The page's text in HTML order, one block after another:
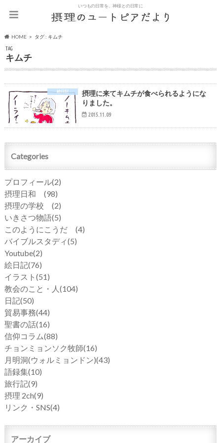
いつもの日常を、神様との日常に
HOME タグ : キムチ
TAG
キムチ
絵日記
摂理に来てキムチが食べられるようにな
りました。
2015.11.09
Categories
プロフィール(2)
摂理日和 (98)
摂理の学校 (2)
いきさつ物語(5)
このようにこうだ (4)
バイブルスタディ(5)
Youtube(2)
絵日記(76)
イラスト (51)
教会のこと・人 (104)
日記(50)
貿易事務(44)
聖書の話(16)
信仰コラム(88)
チョンミョンソク牧師(16)
月明洞(ウォルミョンドン)(43)
語録集(10)
旅行記(9)
摂理 2ch(9)
リンク・SNS(4)
アーカイブ